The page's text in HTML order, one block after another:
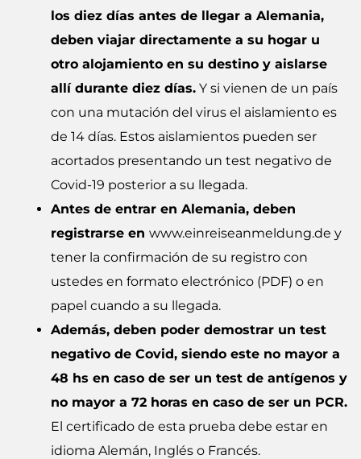
los diez días antes de llegar a Alemania,
deben viajar directamente a su hogar u
otro alojamiento en su destino y aislarse
allí durante diez días. Y si vienen de un país
con una mutación del virus el aislamiento es
de 14 días. Estos aislamientos pueden ser
acortados presentando un test negativo de
Covid-19 posterior a su llegada.
Antes de entrar en Alemania, deben
registrarse en www.einreiseanmeldung.de y
tener la confirmación de su registro con
ustedes en formato electrónico (PDF) o en
papel cuando a su llegada.
Además, deben poder demostrar un test
negativo de Covid, siendo este no mayor a
48 hs en caso de ser un test de antígenos y
no mayor a 72 horas en caso de ser un PCR.
El certificado de esta prueba debe estar en
idioma Alemán, Inglés o Francés.